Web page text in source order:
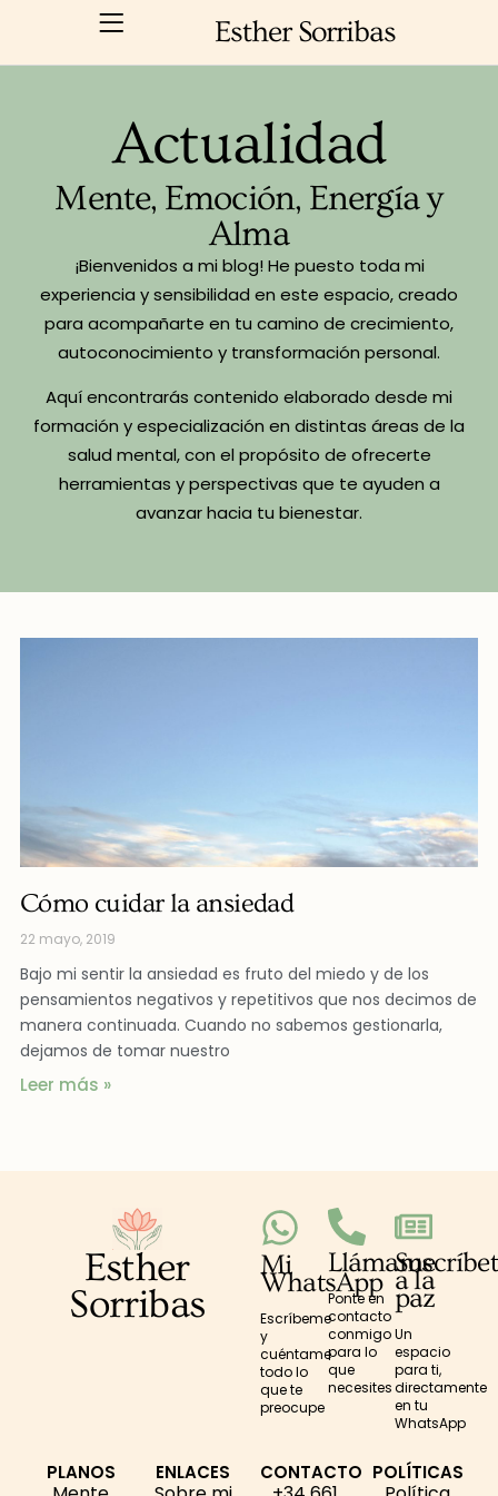
Esther Sorribas
Actualidad
Mente, Emoción, Energía y
Alma
¡Bienvenidos a mi blog! He puesto toda mi
experiencia y sensibilidad en este espacio, creado
para acompañarte en tu camino de crecimiento,
autoconocimiento y transformación personal.
Aquí encontrarás contenido elaborado desde mi
formación y especialización en distintas áreas de la
salud mental, con el propósito de ofrecerte
herramientas y perspectivas que te ayuden a
avanzar hacia tu bienestar.
Cómo cuidar la ansiedad
22 mayo, 2019
Bajo mi sentir la ansiedad es fruto del miedo y de los
pensamientos negativos y repetitivos que nos decimos de
manera continuada. Cuando no sabemos gestionarla,
dejamos de tomar nuestro
Leer más »
Esther
Sorribas
Mi
WhatsApp
Escríbeme
y
cuéntame
todo lo
que te
preocupe
Llámame
Ponte en
contacto
conmigo
para lo
que
necesites
a la
paz
Un
espacio
para ti,
directamente
en tu
WhatsApp
PLANOS ENLACES CONTACTO POLÍTICAS